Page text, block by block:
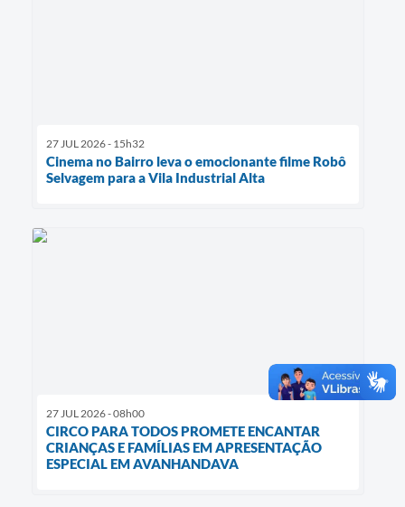
27 JUL 2026 - 15h32
Cinema no Bairro leva o emocionante filme Robô
Selvagem para a Vila Industrial Alta
27 JUL 2026 - 08h00
CIRCO PARA TODOS PROMETE ENCANTAR
CRIANÇAS E FAMÍLIAS EM APRESENTAÇÃO
ESPECIAL EM AVANHANDAVA